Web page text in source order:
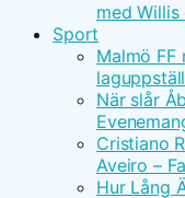
med
Sport
Malmö FF
När slår
Cristiano
Aveiro –
Hur Lång